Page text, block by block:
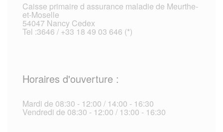
Caisse primaire d assurance maladie de Meurthe-
et-Moselle
54047 Nancy Cedex
Tel :3646 / +33 18 49 03 646 (*)
Horaires d'ouverture :
Mardi de 08:30 - 12:00 / 14:00 - 16:30
Vendredi de 08:30 - 12:00 / 13:00 - 16:30